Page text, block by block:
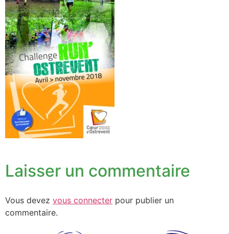
Laisser un commentaire
Vous devez vous connecter pour publier un
commentaire.